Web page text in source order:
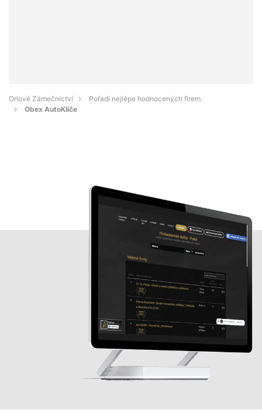
Orlové Zámečnictví
Pořadí nejlépe hodnocených firem.
Obex AutoKlíče